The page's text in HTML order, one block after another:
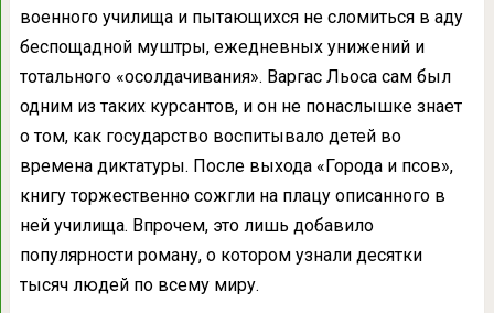
военного училища и пытающихся не сломиться в аду
беспощадной муштры, ежедневных унижений и
тотального «осолдачивания». Варгас Льоса сам был
одним из таких курсантов, и он не понаслышке знает
о том, как государство воспитывало детей во
времена диктатуры. После выхода «Города и псов»,
книгу торжественно сожгли на плацу описанного в
ней училища. Впрочем, это лишь добавило
популярности роману, о котором узнали десятки
тысяч людей по всему миру.